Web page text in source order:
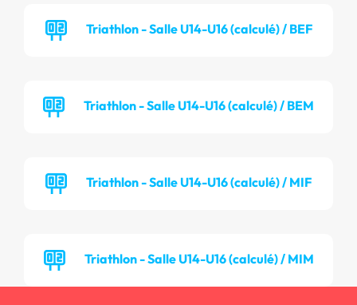
Triathlon - Salle U14-U16 (calculé) / BEF
Triathlon - Salle U14-U16 (calculé) / BEM
Triathlon - Salle U14-U16 (calculé) / MIF
Triathlon - Salle U14-U16 (calculé) / MIM